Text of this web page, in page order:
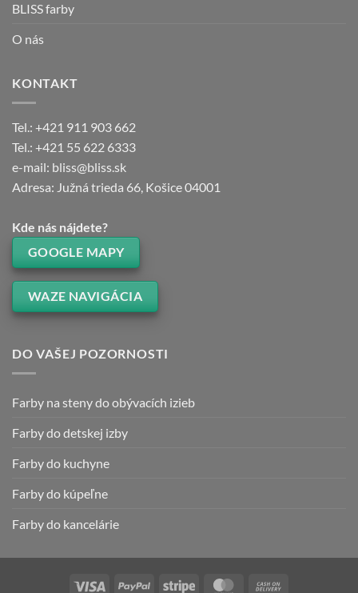
BLISS farby
O nás
KONTAKT
Tel.: +421 911 903 662
Tel.: +421 55 622 6333
e-mail: bliss@bliss.sk
Adresa: Južná trieda 66, Košice 04001
Kde nás nájdete?
GOOGLE MAPY
WAZE NAVIGÁCIA
DO VAŠEJ POZORNOSTI
Farby na steny do obývacích izieb
Farby do detskej izby
Farby do kuchyne
Farby do kúpeľne
Farby do kancelárie
Visa PayPal Stripe MasterCard